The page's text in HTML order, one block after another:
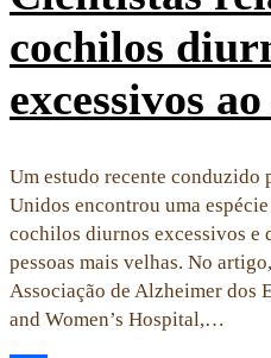
cochilos
excessivos
Um estudo recente conduzido
Unidos encontrou uma
cochilos diurnos excessivos e
pessoas mais velhas. No
Associação de Alzheimer dos
and Women’s Hospital,…